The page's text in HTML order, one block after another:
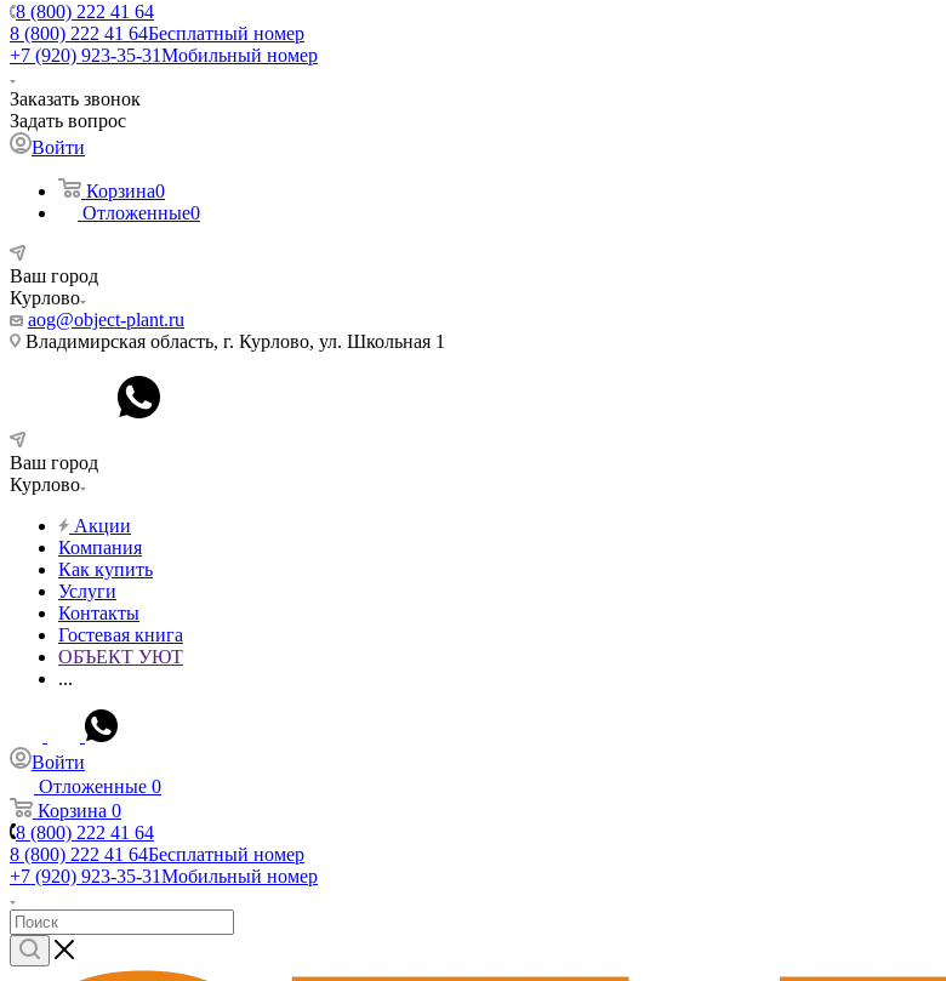
8 (800) 222 41 64
8 (800) 222 41 64Бесплатный номер
+7 (920) 923-35-31Мобильный номер
Заказать звонок
Задать вопрос
Войти
Корзина0
Отложенные0
Ваш город
Курлово
aog@object-plant.ru
Владимирская область, г. Курлово, ул. Школьная 1
Ваш город
Курлово
Акции
Компания
Как купить
Услуги
Контакты
Гостевая книга
ОБЪЕКТ УЮТ
...
Войти
Отложенные 0
Корзина 0
8 (800) 222 41 64
8 (800) 222 41 64Бесплатный номер
+7 (920) 923-35-31Мобильный номер